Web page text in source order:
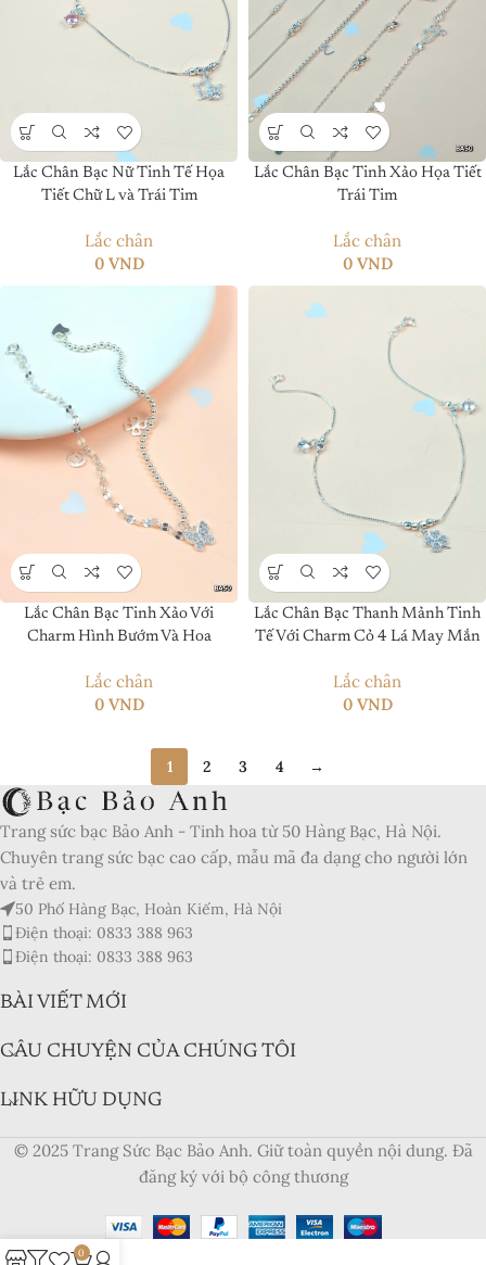
Lắc Chân Bạc Nữ Tinh Tế Họa
Tiết Chữ L và Trái Tim
Lắc chân
0 VND
Lắc Chân Bạc Tinh Xảo Họa Tiết
Trái Tim
Lắc chân
0 VND
Lắc Chân Bạc Tinh Xảo Với
Charm Hình Bướm Và Hoa
Lắc chân
0 VND
Lắc Chân Bạc Thanh Mảnh Tinh
Tế Với Charm Cỏ 4 Lá May Mắn
Lắc chân
0 VND
1 2 3 4 →
Trang sức bạc Bảo Anh - Tinh hoa từ 50 Hàng Bạc, Hà Nội.
Chuyên trang sức bạc cao cấp, mẫu mã đa dạng cho người lớn
và trẻ em.
50 Phố Hàng Bạc, Hoàn Kiếm, Hà Nội
Điện thoại: 0833 388 963
Điện thoại: 0833 388 963
BÀI VIẾT MỚI
CÂU CHUYỆN CỦA CHÚNG TÔI
LINK HỮU DỤNG
© 2025 Trang Sức Bạc Bảo Anh. Giữ toàn quyền nội dung. Đã
đăng ký với bộ công thương
0